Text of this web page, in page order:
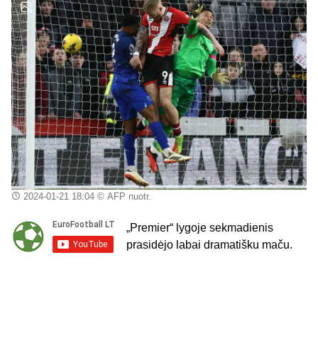
2024-01-21 18:04© AFP nuotr.
„Premier“ lygoje sekmadienis
prasidėjo labai dramatišku maču.